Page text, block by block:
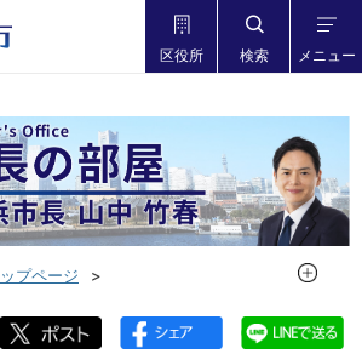
区役所 検索 メニュー
プページ
年度
現在位